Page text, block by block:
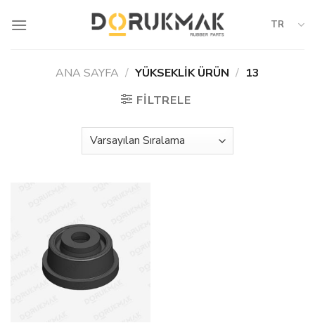
TR
ANA SAYFA / YÜKSEKLIK ÜRÜN / 13
FILTRELE